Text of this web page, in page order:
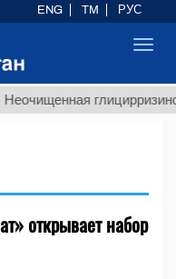
Неочищенная
открывает набор
ENG TM РУС